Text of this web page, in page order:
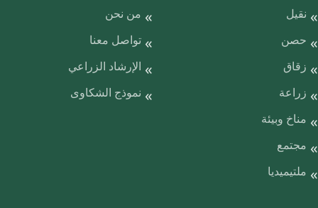
نقيل
حصن
زقاق
زراعة
مناخ وبيئة
مجتمع
ملتيميديا
من نحن
تواصل معنا
الإرشاد الزراعي
نموذج الشكاوى